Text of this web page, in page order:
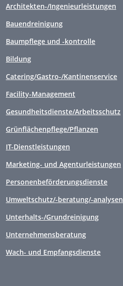
Architekten-/Ingenieurleistungen
Bauendreinigung
Baumpflege und -kontrolle
Bildung
Catering/Gastro-/Kantinenservice
Facility-Management
Gesundheitsdienste/Arbeitsschutz
Grünflächenpflege/Pflanzen
IT-Dienstleistungen
Marketing- und Agenturleistungen
Personenbeförderungsdienste
Umweltschutz/-beratung/-analysen
Unterhalts-/Grundreinigung
Unternehmensberatung
Wach- und Empfangsdienste